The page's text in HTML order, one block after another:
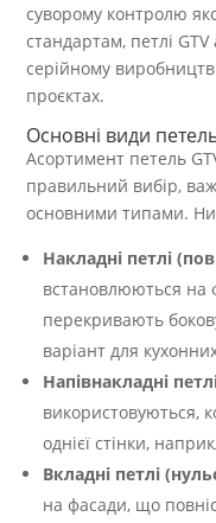
суворому контролю
стандартам, петлі
серійному
проєктах.
Основні види
Асортимент петель
правильний вибір,
основними типами.
Накладні петлі
встановлюються на
перекривають
варіант для
Напівнакладні
використовуються,
однієї стінки,
Вкладні петлі
на фасади, що